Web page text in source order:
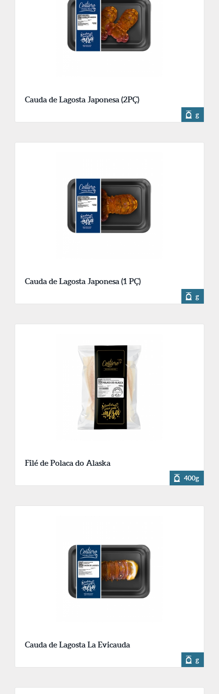
Cauda de Lagosta Japonesa (2PÇ)
g
Cauda de Lagosta Japonesa (1 PÇ)
g
Filé de Polaca do Alaska
400g
Cauda de Lagosta La Evicauda
g